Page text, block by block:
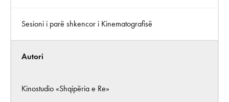
Sesioni i parë shkencor i Kinematografisë
Autori
Kinostudio «Shqipëria e Re»